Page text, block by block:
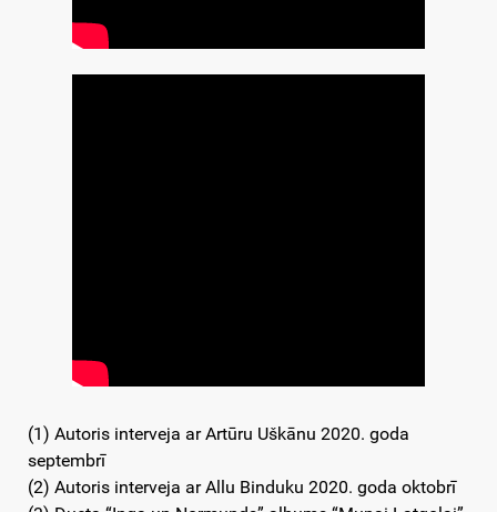
(1) Autoris interveja ar Artūru Uškānu 2020. goda
septembrī
(2) Autoris interveja ar Allu Binduku 2020. goda oktobrī